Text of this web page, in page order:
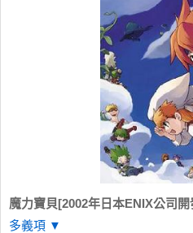
魔力寶貝[2002年日本ENIX公司
多義項 ▼